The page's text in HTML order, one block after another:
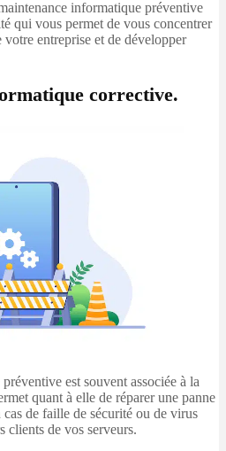
informatique préventive
qui vous permet de vous concentrer
votre entreprise et de développer
corrective.
est souvent associée à la
quant à elle de réparer une panne
de faille de sécurité ou de virus
clients de vos serveurs.